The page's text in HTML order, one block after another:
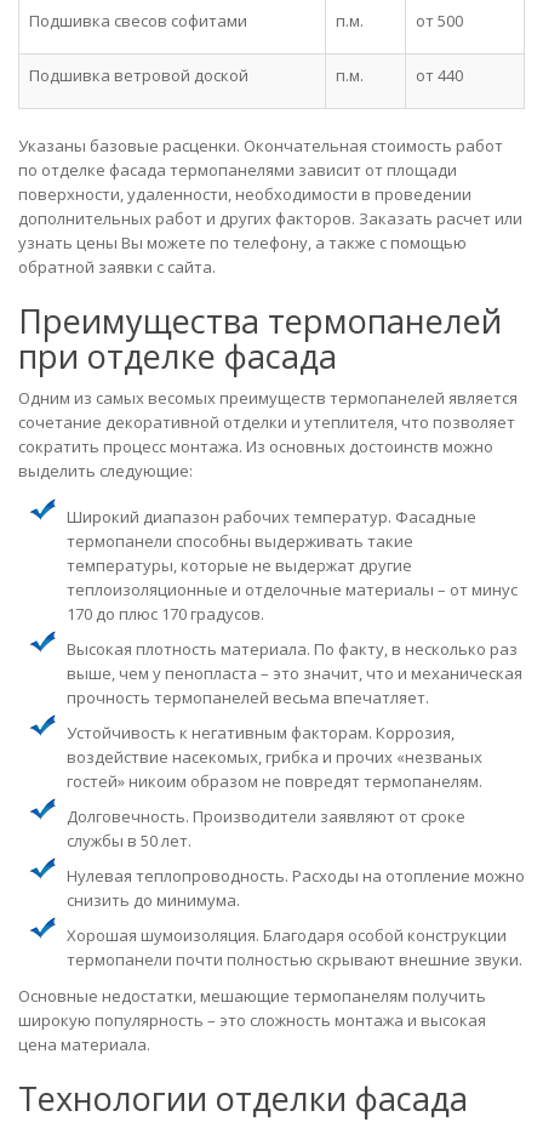
Подшивка свесов софитами п.м. от 500
Подшивка ветровой доской п.м. от 440
Указаны базовые расценки. Окончательная стоимость работ
по отделке фасада термопанелями зависит от площади
поверхности, удаленности, необходимости в проведении
дополнительных работ и других факторов. Заказать расчет или
узнать цены Вы можете по телефону, а также с помощью
обратной заявки с сайта.
Преимущества термопанелей
при отделке фасада
Одним из самых весомых преимуществ термопанелей является
сочетание декоративной отделки и утеплителя, что позволяет
сократить процесс монтажа. Из основных достоинств можно
выделить следующие:
Широкий диапазон рабочих температур. Фасадные
термопанели способны выдерживать такие
температуры, которые не выдержат другие
теплоизоляционные и отделочные материалы – от минус
170 до плюс 170 градусов.
Высокая плотность материала. По факту, в несколько раз
выше, чем у пенопласта – это значит, что и механическая
прочность термопанелей весьма впечатляет.
Устойчивость к негативным факторам. Коррозия,
воздействие насекомых, грибка и прочих «незваных
гостей» никоим образом не повредят термопанелям.
Долговечность. Производители заявляют от сроке
службы в 50 лет.
Нулевая теплопроводность. Расходы на отопление можно
снизить до минимума.
Хорошая шумоизоляция. Благодаря особой конструкции
термопанели почти полностью скрывают внешние звуки.
Основные недостатки, мешающие термопанелям получить
широкую популярность – это сложность монтажа и высокая
цена материала.
Технологии отделки фасада